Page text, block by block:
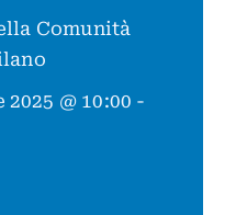
Comunità
@ 10:00 -